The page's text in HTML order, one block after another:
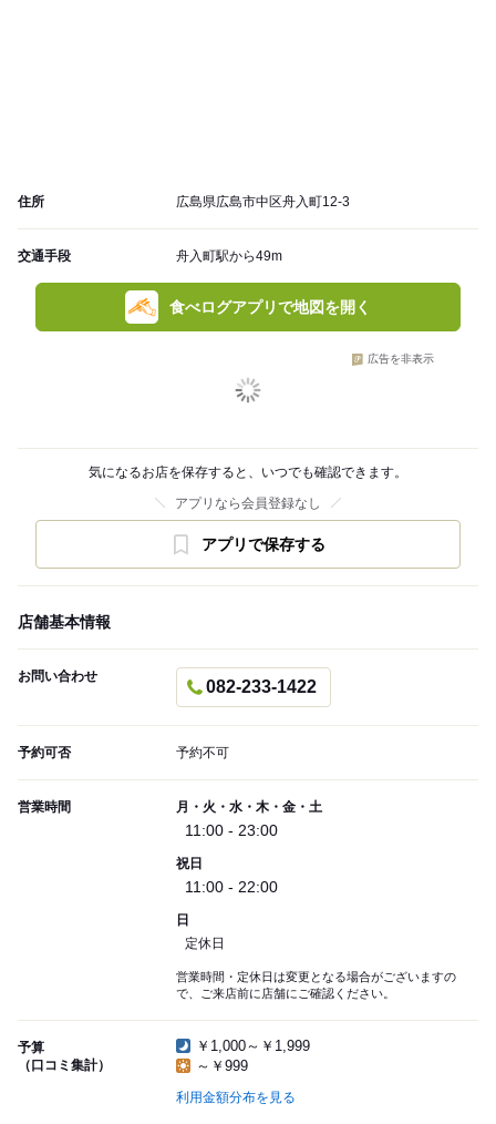
住所 広島県広島市中区舟入町12-3
交通手段 舟入町駅から49m
食べログアプリで地図を開く
広告を非表示
気になるお店を保存すると、いつでも確認できます。
アプリなら会員登録なし
アプリで保存する
店舗基本情報
お問い合わせ
082-233-1422
予約可否 予約不可
営業時間 月・火・水・木・金・土
11:00 - 23:00
祝日
11:00 - 22:00
日
定休日
営業時間・定休日は変更となる場合がございますの
で、ご来店前に店舗にご確認ください。
予算
（口コミ集計）
￥1,000～￥1,999
～￥999
利用金額分布を見る